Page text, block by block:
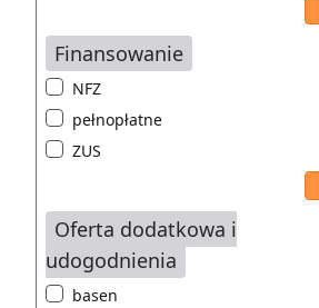
Finansowanie
NFZ
pełnopłatne
ZUS
Oferta dodatkowa i
udogodnienia
basen